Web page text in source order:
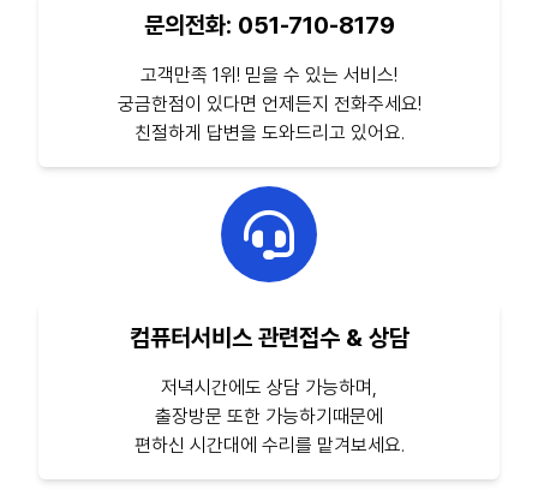
문의전화: 051-710-8179
고객만족 1위! 믿을 수 있는 서비스!
궁금한점이 있다면 언제든지 전화주세요!
친절하게 답변을 도와드리고 있어요.
컴퓨터서비스 관련접수 & 상담
저녁시간에도 상담 가능하며,
출장방문 또한 가능하기때문에
편하신 시간대에 수리를 맡겨보세요.